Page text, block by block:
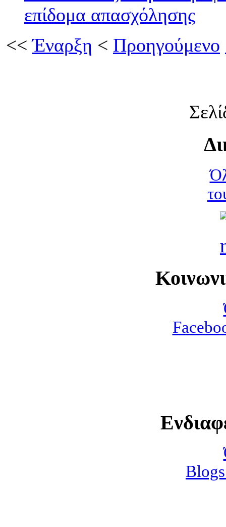
επίδομα απασχόλησης
<<Έναρξη < Προηγούμενο
Blogs